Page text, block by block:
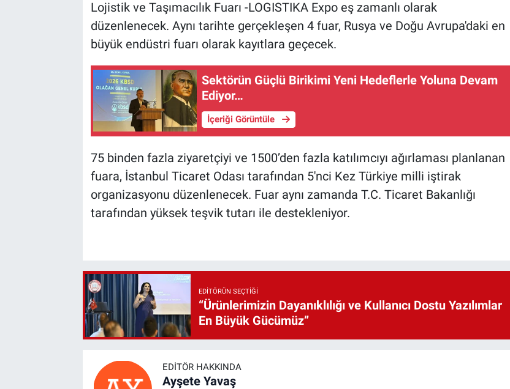
Lojistik ve Taşımacılık Fuarı -LOGISTIKA Expo eş zamanlı olarak
düzenlenecek. Aynı tarihte gerçekleşen 4 fuar, Rusya ve Doğu Avrupa'daki en
büyük endüstri fuarı olarak kayıtlara geçecek.
Sektörün Güçlü Birikimi Yeni Hedeflerle Yoluna Devam
Ediyor…
İçeriği Görüntüle
75 binden fazla ziyaretçiyi ve 1500’den fazla katılımcıyı ağırlaması planlanan
fuara, İstanbul Ticaret Odası tarafından 5'nci Kez Türkiye milli iştirak
organizasyonu düzenlenecek. Fuar aynı zamanda T.C. Ticaret Bakanlığı
tarafından yüksek teşvik tutarı ile destekleniyor.
EDITÖRÜN SEÇTIĞI
“Ürünlerimizin Dayanıklılığı ve Kullanıcı Dostu Yazılımlar
En Büyük Gücümüz”
EDITÖR HAKKINDA
Ayşete Yavaş